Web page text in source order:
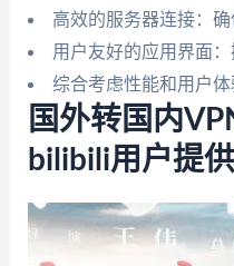
高效的服务器连接：确
用户友好的应用界面：
综合考虑性能和用户体
国外转国内
bilibili用户提